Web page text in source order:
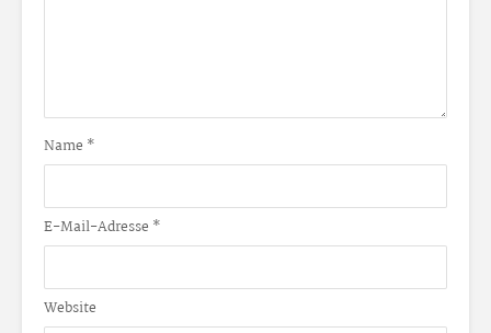
Name *
E-Mail-Adresse *
Website